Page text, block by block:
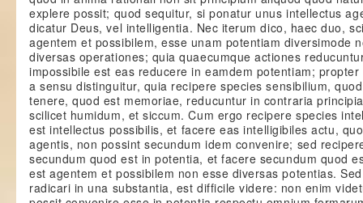
explere possit; quod sequitur, si ponatur unus intellectus
dicatur Deus, vel intelligentia. Nec iterum dico, haec duo,
agentem et possibilem, esse unam potentiam diversimode
diversas operationes; quia quaecumque actiones
impossibile est eas reducere in eamdem potentiam;
a sensu distinguitur, quia recipere species sensibilium,
tenere, quod est memoriae, reducuntur in contraria
scilicet humidum, et siccum. Cum ergo recipere species
est intellectus possibilis, et facere eas intelligibiles actu,
agentis, non possint secundum idem convenire; sed
secundum quod est in potentia, et facere secundum quod
est agentem et possibilem non esse diversas potentias.
radicari in una substantia, est difficile videre: non enim